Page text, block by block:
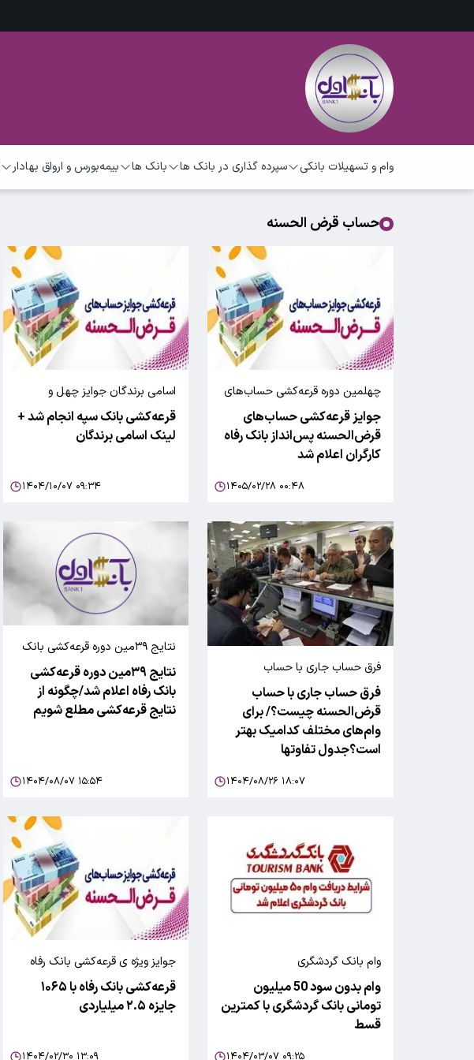
وام و تسهیلات بانکی سپرده گذاری در بانک ها بانک ها بیمهبورس و ارواق بهادار
حساب قرض الحسنه
چهلمین دوره قرعه‌کشی حساب‌های
قرض‌الحسنه پس‌انداز ریالی و ارزی
بانک رفاه کارگران
جوایز قرعه‌کشی حساب‌های
قرض‌الحسنه پس‌انداز بانک رفاه
کارگران اعلام شد
۱۴۰۵/۰۲/۲۸ ۰۰:۴۸
اسامی برندگان جوایز چهل و
پنجمین جشنواره حساب‌های
قرض‌الحسنه پس‌انداز بانک سپه
قرعه‌کشی بانک سپه انجام شد +
لینک اسامی برندگان
۱۴۰۴/۱۰/۰۷ ۰۹:۳۴
فرق حساب جاری با حساب
قرض‌الحسنه
فرق حساب جاری با حساب
قرض‌الحسنه چیست؟/ برای
وام‌های مختلف کدامیک بهتر
است؟جدول تفاوتها
۱۴۰۴/۰۸/۲۶ ۱۸:۰۷
نتایج ۳۹مین دوره قرعه‌کشی بانک
رفاه
نتایج ۳۹مین دوره قرعه‌کشی
بانک رفاه اعلام شد/چگونه از
نتایج قرعه‌کشی مطلع شویم
۱۴۰۴/۰۸/۰۷ ۱۵:۵۴
وام بانک گردشگری
وام بدون سود 50 میلیون
تومانی بانک گردشگری با کمترین
قسط
۱۴۰۴/۰۳/۰۷ ۰۹:۲۵
جوایز ویژه ی قرعه‌کشی بانک رفاه
قرعه‌کشی بانک رفاه با ۱۰۶۵
جایزه ۲.۵ میلیاردی
۱۴۰۴/۰۲/۳۰ ۱۳:۰۹